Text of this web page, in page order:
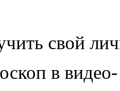
свой
в видео-